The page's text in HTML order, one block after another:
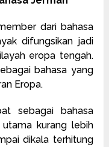
dari bahasa
difungsikan jadi
eropa tengah.
bahasa yang
Eropa.
sebagai bahasa
kurang lebih
dikala terhitung